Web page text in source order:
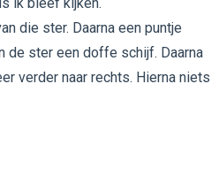
die ster. Daarna een puntje
de ster een doffe schijf. Daarna
verder naar rechts. Hierna niets